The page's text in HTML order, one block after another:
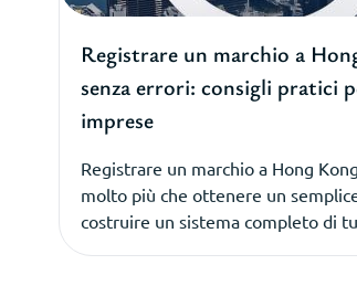
Registrare un marchio a
senza errori: consigli pratici
imprese
Registrare un marchio a Hong
molto più che ottenere un
costruire un sistema completo di